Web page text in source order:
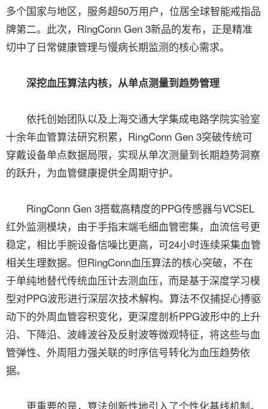
多个国家与地区，服务超50万用户，位居全球智能戒指品
牌第二。此次，RingConn Gen 3新品的发布，正是精准
切中了日常健康管理与慢病长期监测的核心需求。
深挖血压算法内核，从单点测量到趋势管理
依托创始团队以及上海交通大学集成电路学院实验室
十余年血管算法研究积累，RingConn Gen 3突破传统可
穿戴设备单点数据局限，实现从单次测量到长期趋势洞察
的跃升，为血管健康提供全周期守护。
RingConn Gen 3搭载高精度的PPG传感器与VCSEL
红外监测模块，由于手指末端毛细血管密集，血流信号更
稳定，相比手腕设备信噪比更高，可24小时连续采集血管
相关生理数据。但RingConn血压算法的核心突破，不在
于单纯地替代传统血压计去测血压，而是基于深度学习模
型对PPG波形进行深层次技术解构。算法不仅捕捉心搏驱
动下的外周血管容积变化，更深度剖析PPG波形中的上升
沿、下降沿、波峰波谷及反射波等微观特征，将这些与血
管弹性、外周阻力强关联的时序信号转化为血压趋势依
据。
更重要的是，算法创新性地引入了个性化基线机制。